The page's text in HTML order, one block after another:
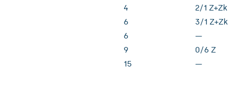
4 2/1 Z+Zk
6 3/1 Z+Zk
6 —
9 0/6 Z
15 —